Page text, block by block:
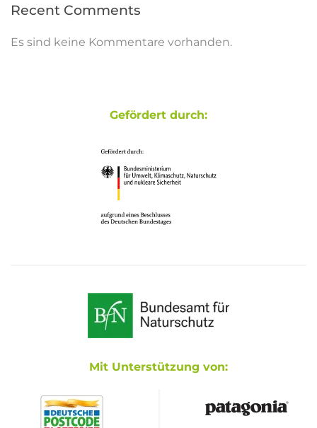
Recent Comments
Es sind keine Kommentare vorhanden.
Gefördert durch:
Mit Unterstützung von: